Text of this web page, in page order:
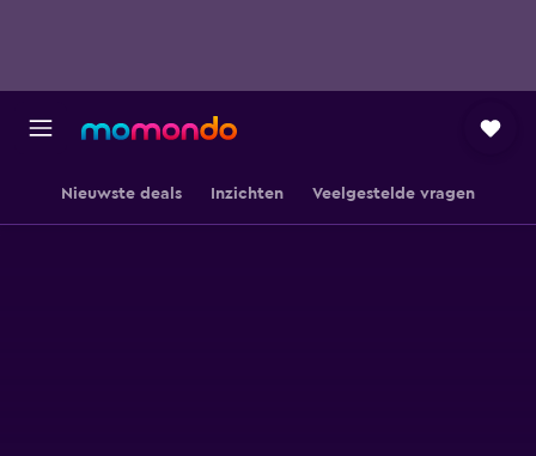
Nieuwste deals Inzichten Veelgestelde vragen